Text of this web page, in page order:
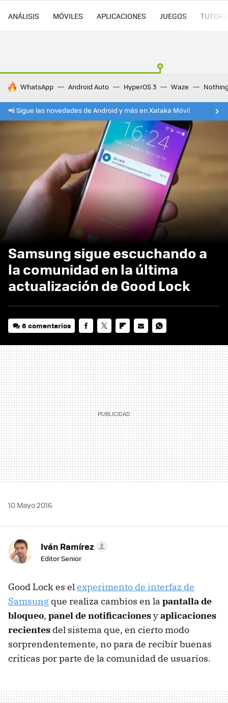
ANÁLISIS MÓVILES APLICACIONES JUEGOS
HOY SE HABLA DE
WhatsApp Android Auto HyperOS 3 Waze
📲 Sigue las novedades de Android y más en Xataka Móvil
Samsung sigue escuchando a
la comunidad en la última
actualización de Good Lock
6 comentarios
MAIL
10 Mayo 2016
Iván Ramírez
Editor Senior
Good Lock es elexperimento de interfaz de
Samsung que realiza cambios en la pantalla de
bloqueo, panel de notificacionesyaplicaciones
recientes del sistema que, en cierto modo
sorprendentemente, no para de recibir buenas
críticas por parte de la comunidad de usuarios.